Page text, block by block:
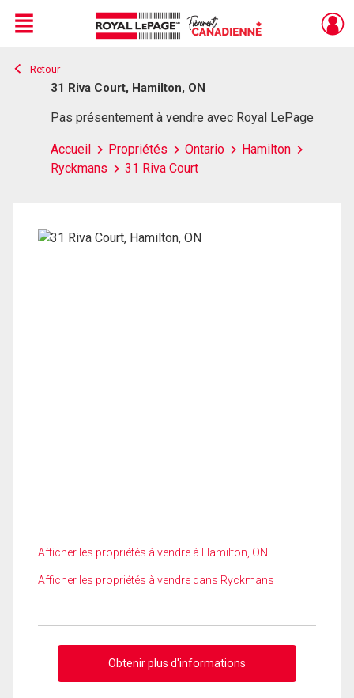
Live
En Direct
Menu
Retour
31 Riva Court, Hamilton, ON
Pas présentement à vendre avec Royal LePage
Accueil Propriétés Ontario
Hamilton
Ryckmans
31 Riva Court
Afficher les propriétés à vendre à Hamilton, ON
Afficher les propriétés à vendre dans Ryckmans
Obtenir plus d'informations